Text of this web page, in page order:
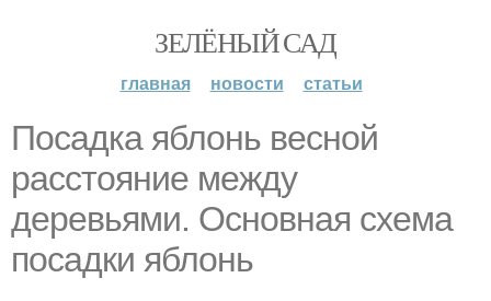
ЗЕЛЁНЫЙ САД
главная новости статьи
Посадка яблонь весной
расстояние между
деревьями. Основная схема
посадки яблонь